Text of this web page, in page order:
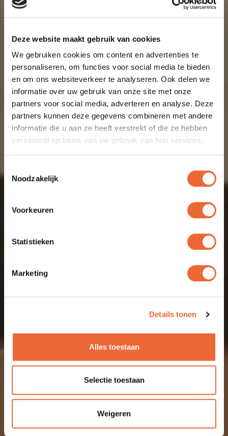
Deze website maakt gebruik van cookies
We gebruiken cookies om content en advertenties te
personaliseren, om functies voor social media te bieden
en om ons websiteverkeer te analyseren. Ook delen we
informatie over uw gebruik van onze site met onze
partners voor social media, adverteren en analyse. Deze
partners kunnen deze gegevens combineren met andere
informatie die u aan ze heeft verstrekt of die ze hebben
verzameld op basis van uw gebruik van hun services.
Noodzakelijk
Voorkeuren
Statistieken
Marketing
Details tonen
Alles toestaan
Selectie toestaan
Weigeren
HET
DE JUISTE GROOVE